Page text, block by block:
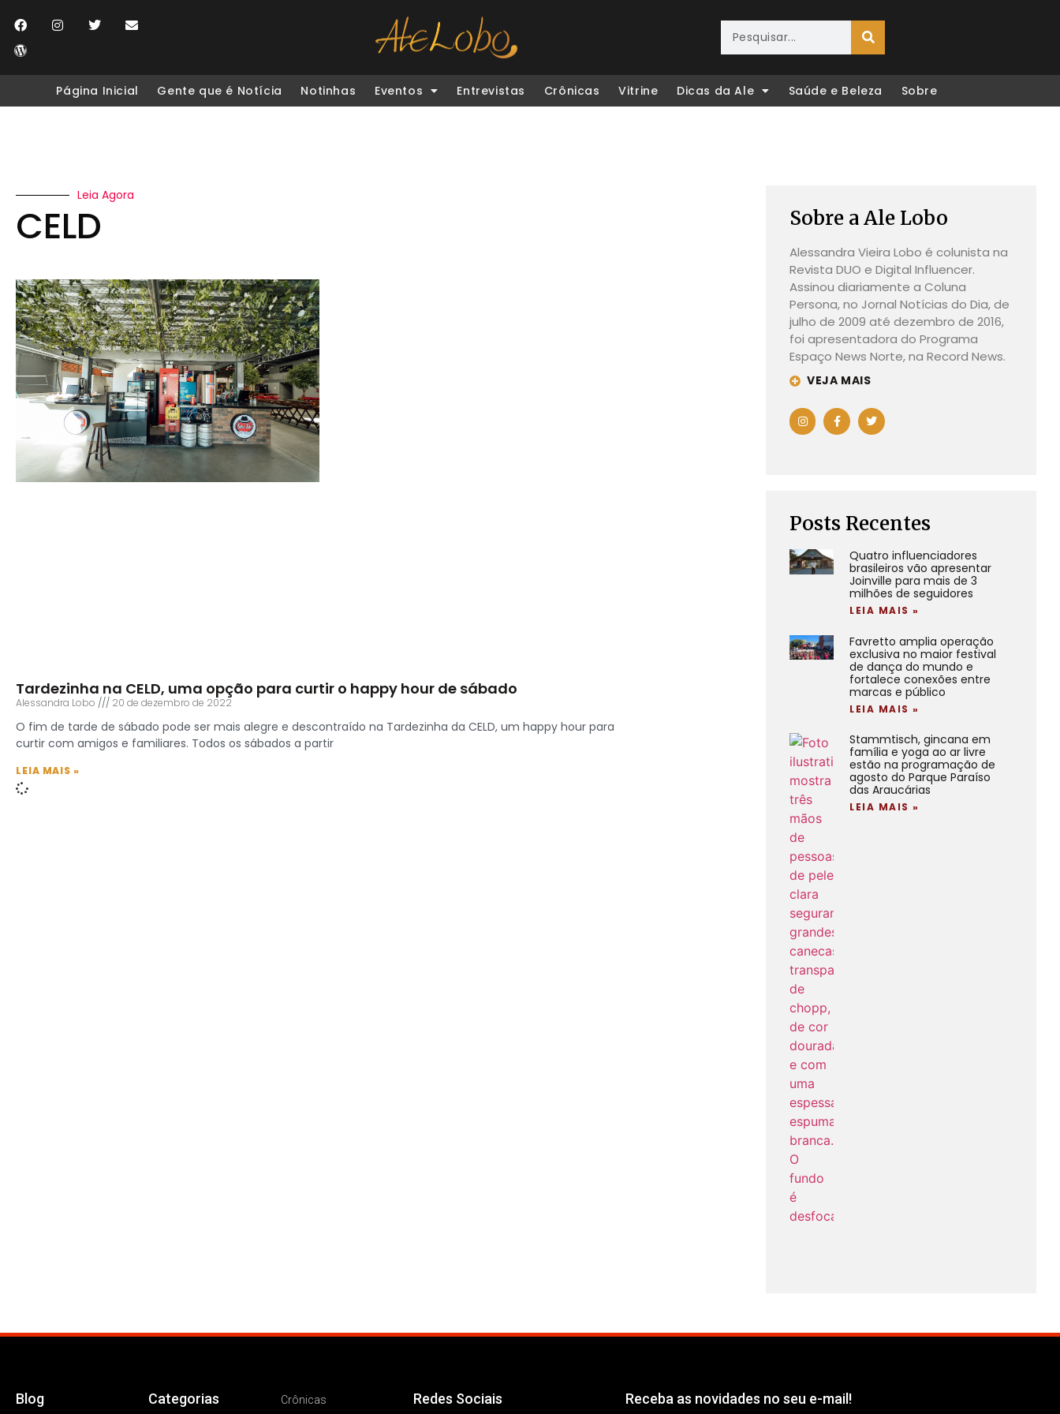
Página Inicial Gente que é Notícia Notinhas Eventos Entrevistas Crônicas Vitrine Dicas da Ale Saúde e Beleza Sobre
Leia Agora
CELD
Tardezinha na CELD, uma opção para curtir o happy hour de sábado
Alessandra Lobo 20 de dezembro de 2022
O fim de tarde de sábado pode ser mais alegre e descontraído na Tardezinha da CELD, um happy hour para
curtir com amigos e familiares. Todos os sábados a partir
LEIA MAIS »
Sobre a Ale Lobo
Alessandra Vieira Lobo é colunista na
Revista DUO e Digital Influencer.
Assinou diariamente a Coluna
Persona, no Jornal Notícias do Dia, de
julho de 2009 até dezembro de 2016,
foi apresentadora do Programa
Espaço News Norte, na Record News.
VEJA MAIS
Posts Recentes
Quatro influenciadores
brasileiros vão apresentar
Joinville para mais de 3
milhões de seguidores
LEIA MAIS »
Favretto amplia operação
exclusiva no maior festival
de dança do mundo e
fortalece conexões entre
marcas e público
LEIA MAIS »
Stammtisch, gincana em
família e yoga ao ar livre
estão na programação de
agosto do Parque Paraíso
das Araucárias
LEIA MAIS »
Blog Categorias Crônicas Redes Sociais Receba as novidades no seu e-mail!